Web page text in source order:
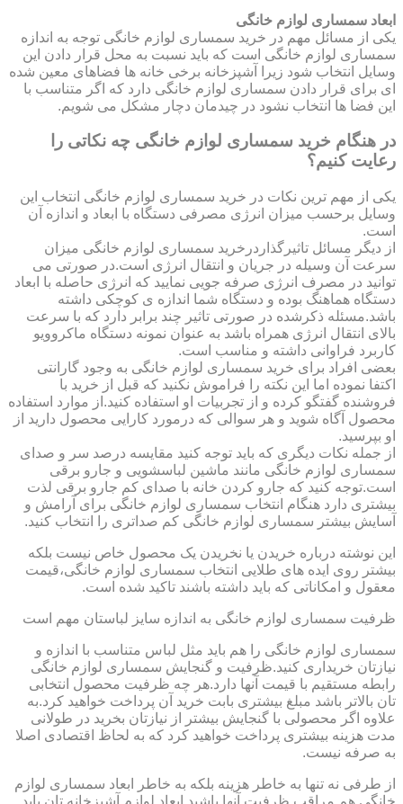
ابعاد سمساری لوازم خانگی
یکی از مسائل مهم در خرید سمساری لوازم خانگی توجه به اندازه
سمساری لوازم خانگی است که باید نسبت به محل قرار دادن این
وسایل انتخاب شود زیرا آشپزخانه برخی خانه ها فضاهای معین شده
ای برای قرار دادن سمساری لوازم خانگی دارد که اگر متناسب با
این فضا ها انتخاب نشود در چیدمان دچار مشکل می شویم.
در هنگام خرید سمساری لوازم خانگی چه نکاتی را
رعایت کنیم؟
یکی از مهم ترین نکات در خرید سمساری لوازم خانگی انتخاب این
وسایل برحسب میزان انرژی مصرفی دستگاه با ابعاد و اندازه آن
است.
از دیگر مسائل تاثیرگذاردرخرید سمساری لوازم خانگی میزان
سرعت آن وسیله در جریان و انتقال انرژی است.در صورتی می
توانید در مصرف انرژی صرفه جویی نمایید که انرژی حاصله با ابعاد
دستگاه هماهنگ بوده و دستگاه شما اندازه ی کوچکی داشته
باشد.مسئله ذکرشده در صورتی تاثیر چند برابر دارد که با سرعت
بالای انتقال انرژی همراه باشد به عنوان نمونه دستگاه ماکروویو
کاربرد فراوانی داشته و مناسب است.
بعضی افراد برای خرید سمساری لوازم خانگی به وجود گارانتی
اکتفا نموده اما این نکته را فراموش نکنید که قبل از خرید با
فروشنده گفتگو کرده و از تجربیات او استفاده کنید.از موارد استفاده
محصول آگاه شوید و هر سوالی که درمورد کارایی محصول دارید از
او بپرسید.
از جمله نکات دیگری که باید توجه کنید مقایسه درصد سر و صدای
سمساری لوازم خانگی مانند ماشین لباسشویی و جارو برقی
است.توجه کنید که جارو کردن خانه با صدای کم جارو برقی لذت
بیشتری دارد هنگام انتخاب سمساری لوازم خانگی برای آرامش و
آسایش بیشتر سمساری لوازم خانگی کم صداتری را انتخاب کنید.
این نوشته درباره خریدن یا نخریدن یک محصول خاص نیست بلکه
بیشتر روی ایده های طلایی انتخاب سمساری لوازم خانگی،قیمت
معقول و امکاناتی که باید داشته باشند تاکید شده است.
ظرفیت سمساری لوازم خانگی به اندازه سایز لباستان مهم است
سمساری لوازم خانگی را هم باید مثل لباس متناسب با اندازه و
نیازتان خریداری کنید.ظرفیت و گنجایش سمساری لوازم خانگی
رابطه مستقیم با قیمت آنها دارد.هر چه ظرفیت محصول انتخابی
تان بالاتر باشد مبلغ بیشتری بابت خرید آن پرداخت خواهید کرد.به
علاوه اگر محصولی با گنجایش بیشتر از نیازتان بخرید در طولانی
مدت هزینه بیشتری پرداخت خواهید کرد که به لحاظ اقتصادی اصلا
به صرفه نیست.
از طرفی نه تنها به خاطر هزینه بلکه به خاطر ابعاد سمساری لوازم
خانگی هم مراقب ظرفیت آنها باشید.ابعاد لوازم آشپزخانه تان باید